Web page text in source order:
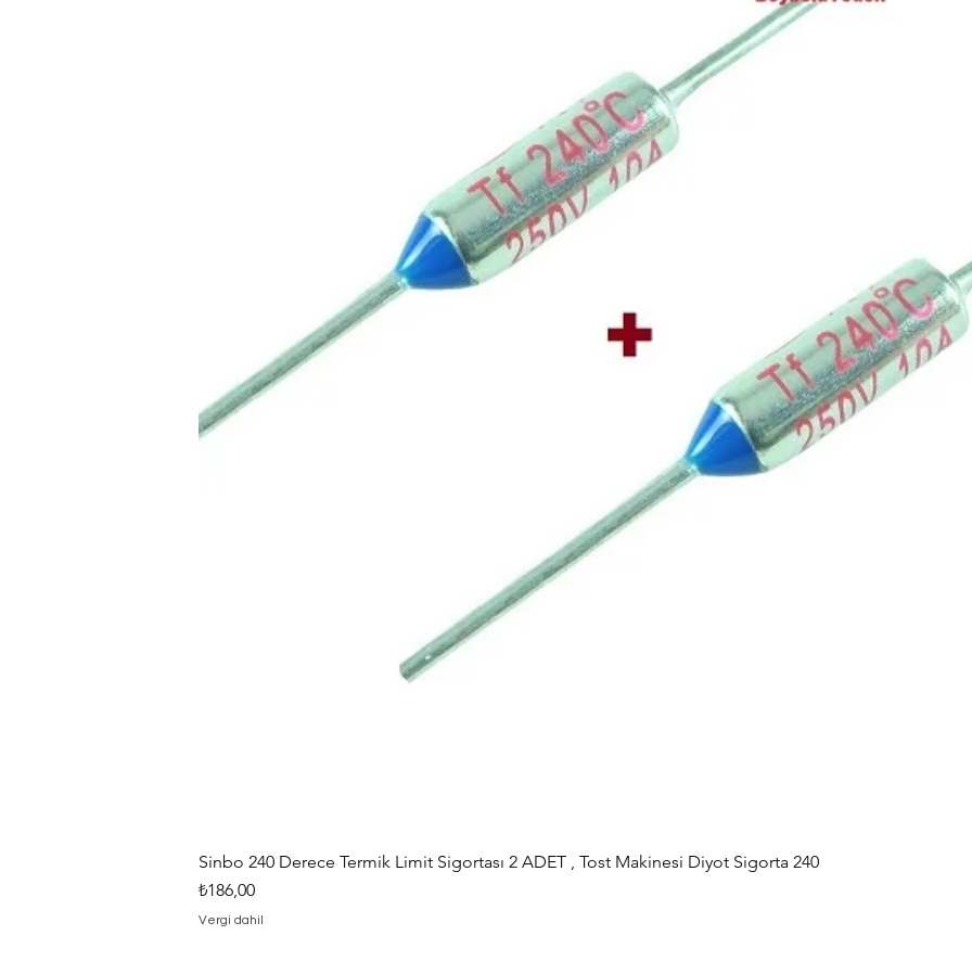
Hızlı Bakış
Sinbo 240 Derece Termik Limit Sigortası 2 ADET , Tost Makinesi Diyot Sigorta 240
Fiyat
₺186,00
Vergi dahil